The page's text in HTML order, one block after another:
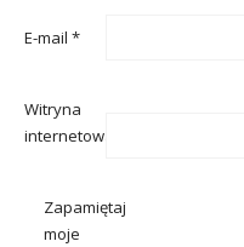
E-mail *
Witryna
internetowa
Zapamiętaj
moje